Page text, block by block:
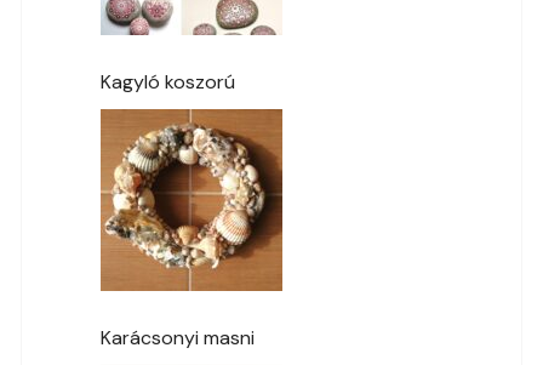
Kagyló koszorú
Karácsonyi masni